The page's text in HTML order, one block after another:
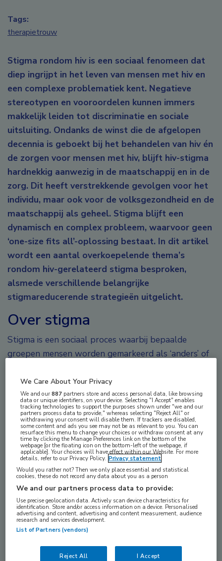
Stigma rondom hiv is een sociaal fenomeen dat
diep ingrijpt in het leven van mensen met hiv en
een complexe problematiek kent. Negatieve
stereotypen en vooroordelen kunnen immers
makkelijk leiden tot discriminatie en sociale
uitsluiting. Ondanks de winst die de afgelopen
decennia is geboekt bij het behandelen van hiv én
de zorgen voor mensen met hiv, blijft hiv-stigma
hardnekkig aanwezig in de maatschappij en in de
zorg. Dit heeft verstrekkende gevolgen voor het
individu, maar ook voor de volksgezondheid en de
maatschappij als geheel. Stigma blijft een
dynamisch en complex probleem, waarvoor geen
‘one-size fits all’-oplossing bestaat. In dit artikel
wordt een aantal overkoepelende thema’s
rondom hiv-gerelateerd stigma besproken,
alsmede verschillende belangrijke
stigmareducerende strategieën uitgelicht.
Over stigma
Stigma is een sociaal proces waarbij bepaalde
groepen mensen worden gemarkeerd als ‘anders’ of
toeschrijven van negatieve eigenschappen aan een
bepaald kenmerk. Dit leidt tot sociale afstand,
discriminatie en uitsluiting. Stigma is niet alleen een
individueel probleem, maar ook een maatschappelijk
en institutioneel fenomeen.1
Hiv-gerelateerd stigma bezit een aantal unieke
kenmerken: zo wordt het gevoed door hardnekkige
misvattingen over besmettelijkheid, associaties met
dood, seksualiteit, druggebruik en morele oordelen.
Ondanks het feit dat hiv inmiddels verworden is tot
een chronische aandoening en mensen met hiv een
het stigma rondom hiv hardnekkig bestaan.
Tags:
therapietrouw
We Care About Your Privacy
We and our887 partners store and access personal data, like browsing
data or unique identifiers, on your device. Selecting "I Accept" enables
tracking technologies to support the purposes shown under "we and our
partners process data to provide," whereas selecting "Reject All" or
withdrawing your consent will disable them. If trackers are disabled,
some content and ads you see may not be as relevant to you. You can
resurface this menu to change your choices or withdraw consent at any
time by clicking the Manage Preferences link on the bottom of the
webpage [or the floating icon on the bottom-left of the webpage, if
applicable]. Your choices will have effect within our Website. For more
details, refer to our Privacy Policy. Privacy statement
Would you rather not? Then we only place essential and statistical
cookies, these do not record any data about you as a person
We and our partners process data to provide:
Use precise geolocation data. Actively scan device characteristics for
identification. Store and/or access information on a device. Personalised
advertising and content, advertising and content measurement, audience
research and services development.
List of Partners (vendors)
Reject All I Accept